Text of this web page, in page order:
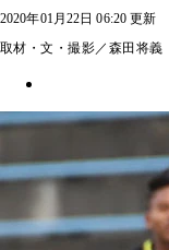
2020年01月22日 06:20 更新
取材・文・撮影／森田将義